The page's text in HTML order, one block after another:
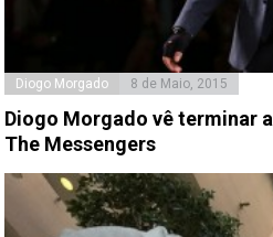
Diogo Morgado 8 de Maio, 2015
Diogo Morgado vê terminar
The Messengers